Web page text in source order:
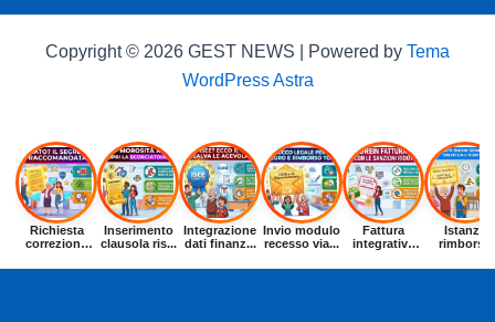
Copyright © 2026 GEST NEWS | Powered by Tema
WordPress Astra
Richiesta
correzione
Inserimento
clausola ris...
Integrazione
dati finanz...
Invio modulo
recesso via...
Fattura
integrativa
Istanza
rimborso